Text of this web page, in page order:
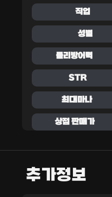
직업
성별
물리방어력
STR
최대마나
상점 판매가
추가정보